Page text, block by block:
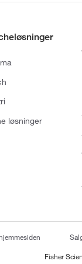
løsninger
Fisher